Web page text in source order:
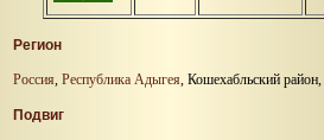
Регион
Россия, Республика Адыгея, Кошехабльский
Подвиг